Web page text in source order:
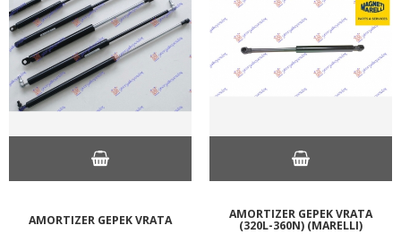
AMORTIZER GEPEK VRATA AMORTIZER GEPEK VRATA
(320L-360N) (MARELLI)